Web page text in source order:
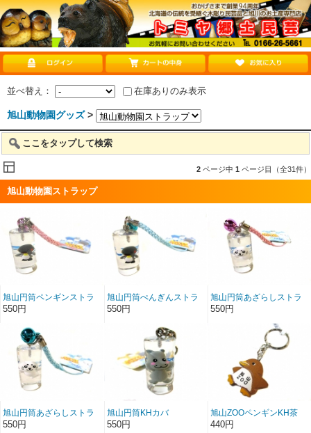
並べ替え： 在庫ありのみ表示
旭山動物園グッズ>
ここをタップして検索
2 ページ中 1 ページ目（全31件）
旭山動物園ストラップ
旭山円筒ペンギンストラ
ップ値付けピンク新
550円
旭山円筒ぺんぎんストラ
ップ根付けブルー新
550円
旭山円筒あざらしストラ
ップ根付けピンク新
550円
旭山円筒あざらしストラ
ップ根付けブルー新
550円
旭山円筒KHカバ
550円
旭山ZOOペンギンKH茶
440円